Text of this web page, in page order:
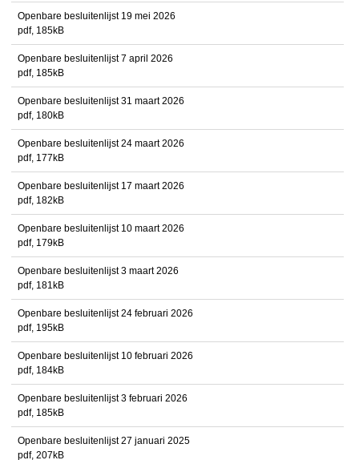
Openbare besluitenlijst 19 mei 2026
pdf, 185kB
Openbare besluitenlijst 7 april 2026
pdf, 185kB
Openbare besluitenlijst 31 maart 2026
pdf, 180kB
Openbare besluitenlijst 24 maart 2026
pdf, 177kB
Openbare besluitenlijst 17 maart 2026
pdf, 182kB
Openbare besluitenlijst 10 maart 2026
pdf, 179kB
Openbare besluitenlijst 3 maart 2026
pdf, 181kB
Openbare besluitenlijst 24 februari 2026
pdf, 195kB
Openbare besluitenlijst 10 februari 2026
pdf, 184kB
Openbare besluitenlijst 3 februari 2026
pdf, 185kB
Openbare besluitenlijst 27 januari 2025
pdf, 207kB